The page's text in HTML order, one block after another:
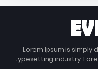
Lorem Ipsum is simply
typesetting industry.